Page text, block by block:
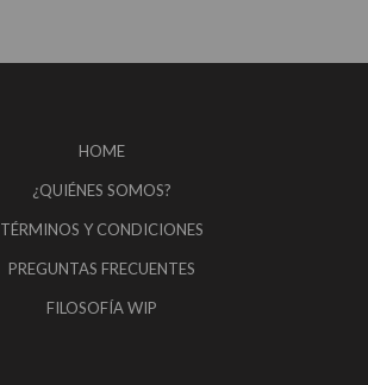
HOME
¿QUIÉNES SOMOS?
TÉRMINOS Y CONDICIONES
PREGUNTAS FRECUENTES
FILOSOFÍA WIP